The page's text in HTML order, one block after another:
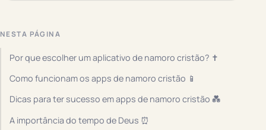
NESTA PÁGINA
Por que escolher um aplicativo de namoro cristão? ✝️
Como funcionam os apps de namoro cristão 📱
Dicas para ter sucesso em apps de namoro cristão 💑
A importância do tempo de Deus ⏰